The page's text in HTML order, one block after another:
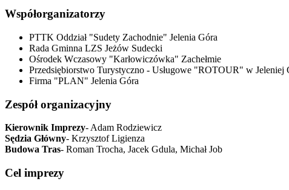
Współorganizatorzy
PTTK Oddział "Sudety Zachodnie" Jelenia Góra
Rada Gminna LZS Jeżów Sudecki
Ośrodek Wczasowy "Karłowiczówka" Zachełmie
Przedsiębiorstwo Turystyczno - Usługowe "ROTOUR" w Jeleniej
Firma "PLAN" Jelenia Góra
Zespół organizacyjny
Kierownik Imprezy- Adam Rodziewicz
Sędzia Główny- Krzysztof Ligienza
Budowa Tras- Roman Trocha, Jacek Gdula, Michał Job
Cel imprezy